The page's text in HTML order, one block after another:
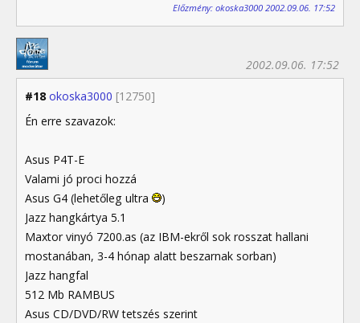
Előzmény: okoska3000 2002.09.06. 17:52
#18 okoska3000 [12750]
2002.09.06. 17:52
Én erre szavazok:
Asus P4T-E
Valami jó proci hozzá
Asus G4 (lehetőleg ultra
)
Jazz hangkártya 5.1
Maxtor vinyó 7200.as (az IBM-ekről sok rosszat hallani
mostanában, 3-4 hónap alatt beszarnak sorban)
Jazz hangfal
512 Mb RAMBUS
Asus CD/DVD/RW tetszés szerint